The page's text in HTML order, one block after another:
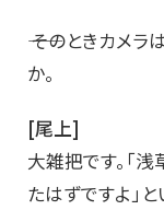
―― そのときカメ
か。
[尾上]
大雑把です。「
たはずですよ」